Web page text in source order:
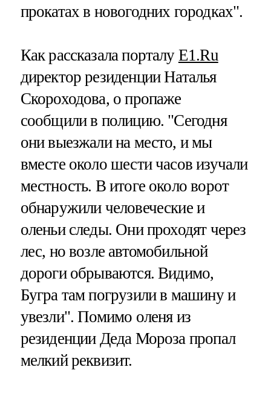
прокатах в новогодних городках".
Как рассказала порталу E1.Ru
директор резиденции Наталья
Скороходова, о пропаже
сообщили в полицию. "Сегодня
они выезжали на место, и мы
вместе около шести часов изучали
местность. В итоге около ворот
обнаружили человеческие и
оленьи следы. Они проходят через
лес, но возле автомобильной
дороги обрываются. Видимо,
Бугра там погрузили в машину и
увезли". Помимо оленя из
резиденции Деда Мороза пропал
мелкий реквизит.